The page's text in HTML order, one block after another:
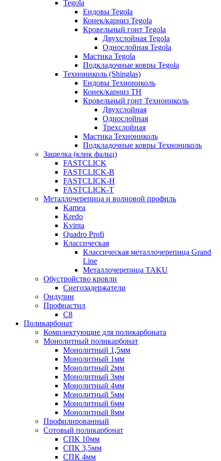
Tegola
Ендовы Tegola
Конек/карниз Tegola
Кровельный гонт Tegola
Двухслойная Tegola
Однослойная Tegola
Мастика Tegola
Подкладочные ковры Tegola
Технониколь (Shinglas)
Ендовы Технониколь
Конек/карниз ТН
Кровельный гонт Технониколь
Двухслойная
Однослойная
Трехслойная
Мастика Технониколь
Подкладочные ковры Технониколь
Защелка (клик фальц)
FASTCLICK
FASTCLICK-B
FASTCLICK-H
FASTCLICK-T
Металлочерепица и волновой профиль
Kamea
Kredo
Kvinta
Quadro Profi
Классическая
Классическая металлочерепица Grand
Line
Металлочерепица TAKU
Обустройство кровли
Снегозадержатели
Ондулин
Профнастил
С8
Поликарбонат
Комплектующие для поликарбоната
Монолитный поликарбонат
Монолитный 1,5мм
Монолитный 1мм
Монолитный 2мм
Монолитный 3мм
Монолитный 4мм
Монолитный 5мм
Монолитный 6мм
Монолитный 8мм
Профилированный
Сотовый поликарбонат
СПК 10мм
СПК 3,5мм
СПК 4мм